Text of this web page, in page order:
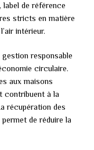
, label de référence
stricts en matière
intérieur.
gestion responsable
circulaire.
aux maisons
contribuent à la
récupération des
de réduire la